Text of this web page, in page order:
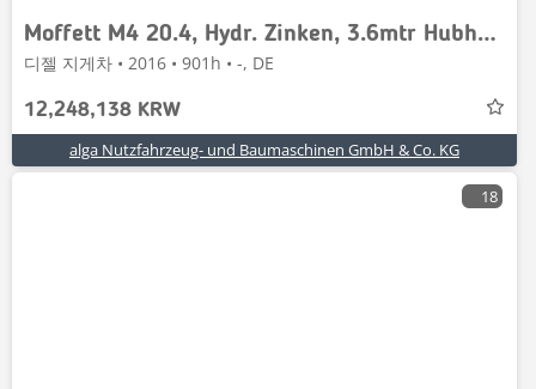
Moffett M4 20.4, Hydr. Zinken, 3.6mtr Hubhöhe, Duplex
디젤 지게차 • 2016 • 901h • -, DE
12,248,138 KRW
alga Nutzfahrzeug- und Baumaschinen GmbH & Co. KG
18